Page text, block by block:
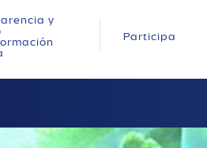
y
Participa